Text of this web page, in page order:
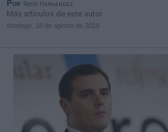
Por Rocío Hernández
Más artículos de este autor
domingo, 18 de agosto de 2019